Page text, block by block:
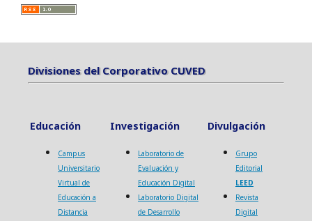
Divisiones del Corporativo CUVED
Divisiones del Corporativo CUVED
Educación Investigación Divulgación
Campus
Universitario
Virtual de
Educación a
Distancia
Laboratorio de
Evaluación y
Educación Digital
Laboratorio Digital
de Desarrollo
Grupo
Editorial
LEED
Revista
Digital